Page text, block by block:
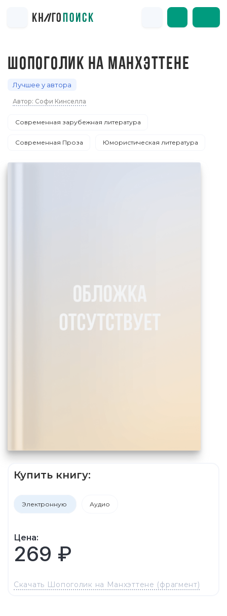
ШОПОГОЛИК НА МАНХЭТТЕНЕ
Лучшее у автора
Автор: Софи Кинселла
Современная зарубежная литература
Современная Проза Юмористическая литература
Купить книгу:
Электронную Аудио
Цена:
269 ₽
Скачать Шопоголик на Манхэттене (фрагмент)